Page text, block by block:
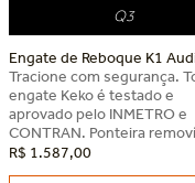
Q3
Engate de Reboque K1
Tracione com segurança.
engate Keko é testado e
aprovado pelo INMETRO e
CONTRAN. Ponteira
R$ 1.587,00